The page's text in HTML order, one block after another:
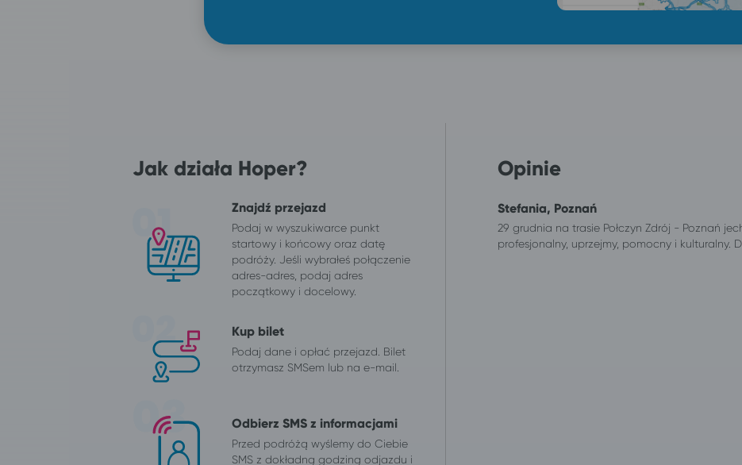
Jak działa Hoper?
Znajdź przejazd
Podaj w wyszukiwarce punkt
startowy i końcowy oraz datę
podróży. Jeśli wybrałeś połączenie
adres-adres, podaj adres
początkowy i docelowy.
Kup bilet
Podaj dane i opłać przejazd. Bilet
otrzymasz SMSem lub na e-mail.
Odbierz SMS z informacjami
Przed podróżą wyślemy do Ciebie
SMS z dokładną godziną odjazdu i
Opinie
Stefania, Poznań
29 grudnia na trasie Połczyn Zdrój - Poznań
profesjonalny, uprzejmy, pomocny i kulturalny.